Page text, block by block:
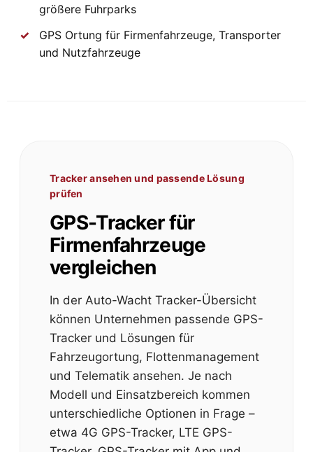
größere Fuhrparks
GPS Ortung für Firmenfahrzeuge, Transporter
und Nutzfahrzeuge
Tracker ansehen und passende Lösung
prüfen
GPS-Tracker für
Firmenfahrzeuge
vergleichen
In der Auto-Wacht Tracker-Übersicht
können Unternehmen passende GPS-
Tracker und Lösungen für
Fahrzeugortung, Flottenmanagement
und Telematik ansehen. Je nach
Modell und Einsatzbereich kommen
unterschiedliche Optionen in Frage –
etwa 4G GPS-Tracker, LTE GPS-